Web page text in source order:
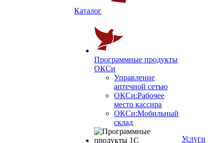
Каталог
Программные продукты
ОКСи
Управление
аптечной сетью
ОКСи:Рабочее
место кассира
ОКСи:Мобильный
склад
Услуги